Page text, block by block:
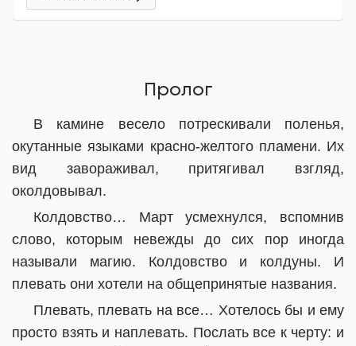
Пролог
В камине весело потрескивали поленья,
окутанные языками красно-желтого пламени. Их
вид завораживал, притягивал взгляд,
околдовывал.
Колдовство… Март усмехнулся, вспомнив
слово, которым невежды до сих пор иногда
называли магию. Колдовство и колдуны. И
плевать они хотели на общепринятые названия.
Плевать, плевать на все… Хотелось бы и ему
просто взять и наплевать. Послать все к черту: и